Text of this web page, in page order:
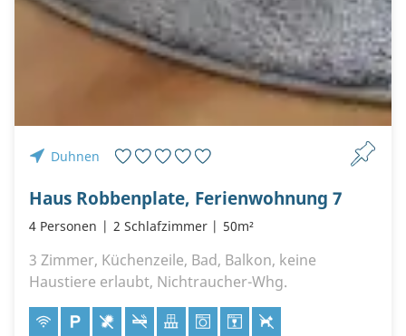
Duhnen
Haus Robbenplate, Ferienwohnung 7
4 Personen 2 Schlafzimmer 50m²
3 Zimmer, Küchenzeile, Bad, Balkon, keine
Haustiere erlaubt, Nichtraucher-Whg.